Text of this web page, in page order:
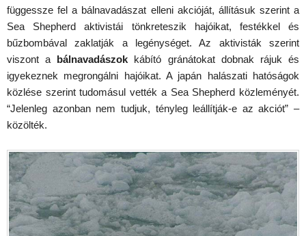
függessze fel a bálnavadászat elleni akcióját, állításuk szerint a
Sea Shepherd aktivistái tönkreteszik hajóikat, festékkel és
bűzbombával zaklatják a legénységet. Az aktivisták szerint
viszont a bálnavadászok kábító gránátokat dobnak rájuk és
igyekeznek megrongálni hajóikat. A japán halászati hatóságok
közlése szerint tudomásul vették a Sea Shepherd közleményét.
“Jelenleg azonban nem tudjuk, tényleg leállítják-e az akciót” –
közölték.